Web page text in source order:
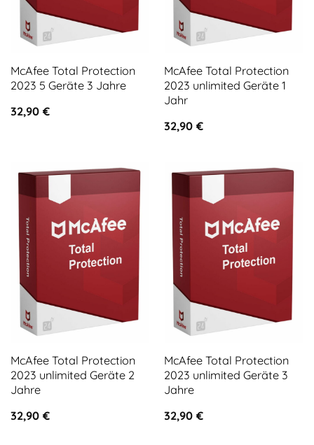
McAfee Total Protection
2023 5 Geräte 3 Jahre
32,90 €
McAfee Total Protection
2023 unlimited Geräte 1
Jahr
32,90 €
McAfee Total Protection
2023 unlimited Geräte 2
Jahre
32,90 €
McAfee Total Protection
2023 unlimited Geräte 3
Jahre
32,90 €